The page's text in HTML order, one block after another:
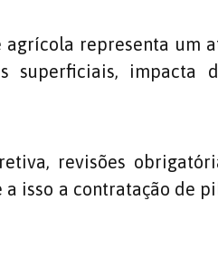
representa um
superficiais,
revisões
a isso a contratação